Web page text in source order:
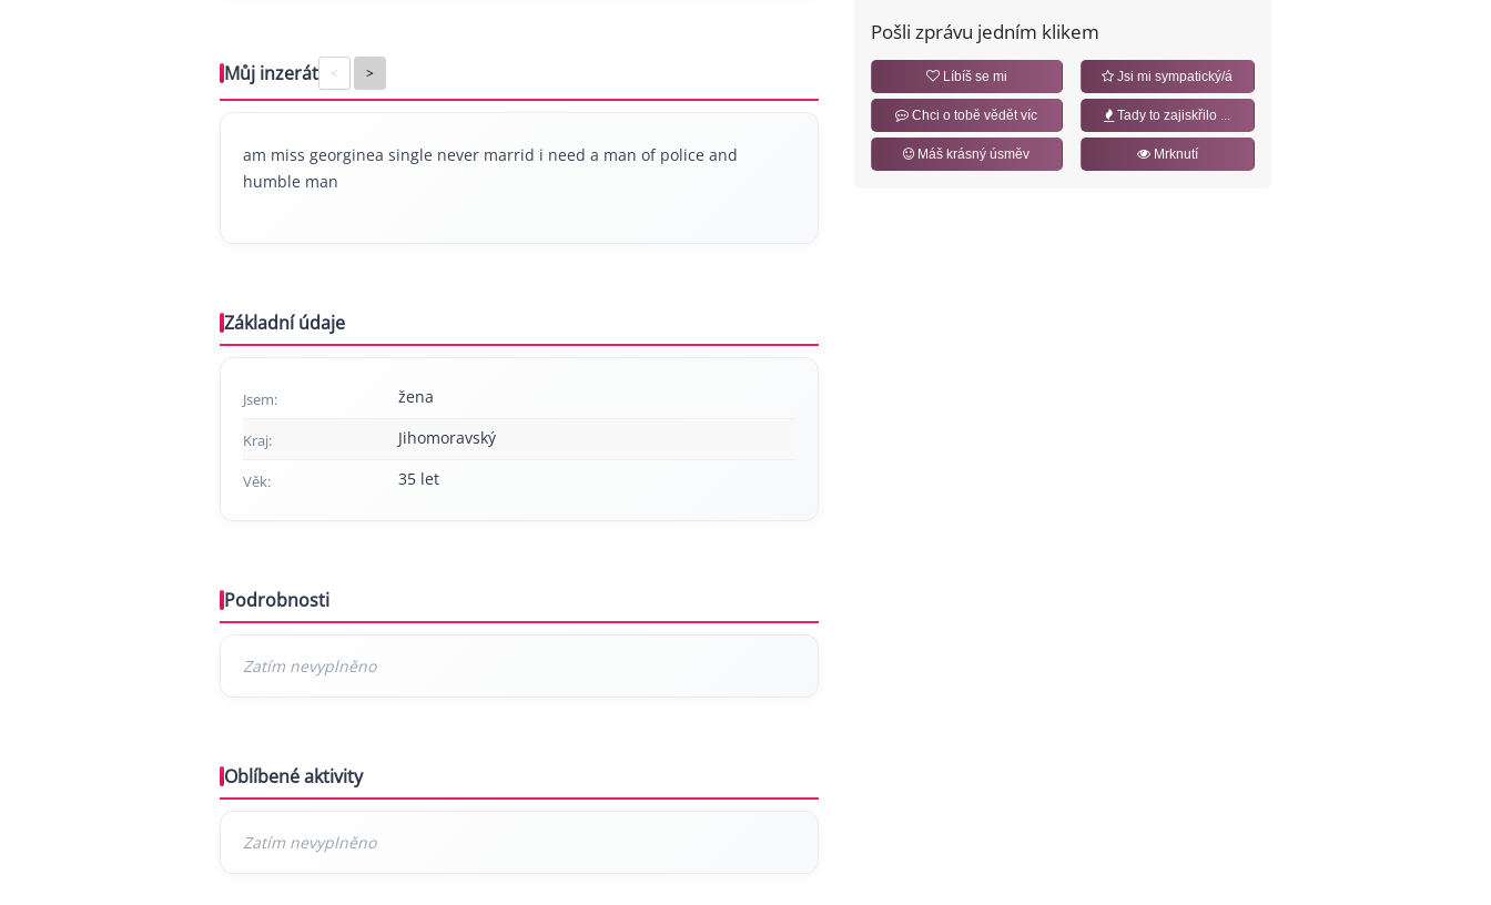
Můj inzerát < >
am miss georginea single never marrid i need a man of police and
humble man
Základní údaje
Jsem: žena
Kraj: Jihomoravský
Věk: 35 let
Podrobnosti
Oblíbené aktivity
Pošli zprávu jedním klikem
Líbíš se mi Jsi mi sympatický/á
Chci o tobě vědět víc Tady to zajiskřilo ...
Máš krásný úsměv Mrknutí